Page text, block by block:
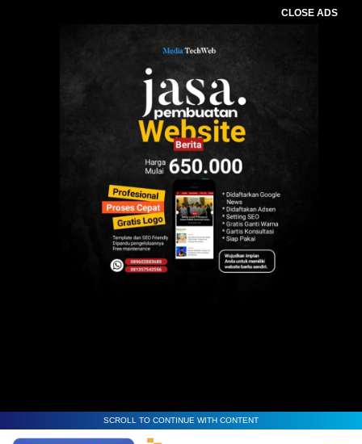
CLOSE ADS
SCROLL TO CONTINUE WITH CONTENT